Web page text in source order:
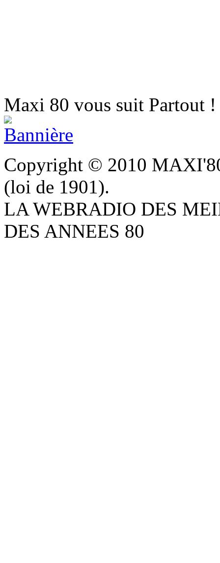
Maxi 80 vous suit Partout !
Copyright © 2010
(loi de 1901).
LA WEBRADIO DES
DES ANNEES 80